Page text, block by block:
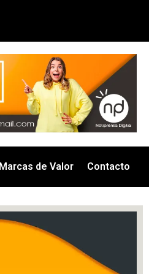
Marcas de Valor Contacto